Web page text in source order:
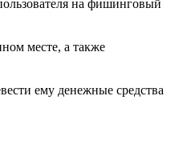
на фишинговый
месте, а также
ему денежные средства